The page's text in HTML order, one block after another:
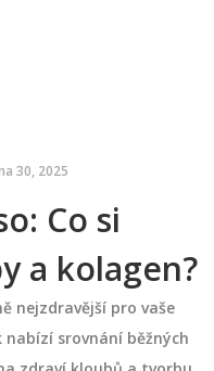
30, 2025
Co si
a kolagen?
nejzdravější pro vaše
srovnání běžných